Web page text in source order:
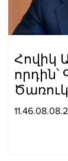
Հովիկ
որդին՝